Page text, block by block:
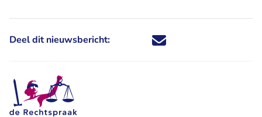
Deel dit nieuwsbericht: Deel dit nieuwsbericht via X -
Deel dit nieuwsbericht via
Deel dit nieuwsbericht
Deel dit